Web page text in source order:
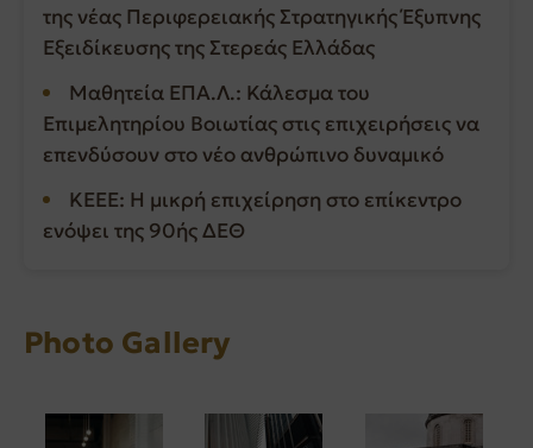
της νέας Περιφερειακής Στρατηγικής Έξυπνης
Εξειδίκευσης της Στερεάς Ελλάδας
Μαθητεία ΕΠΑ.Λ.: Κάλεσμα του
Επιμελητηρίου Βοιωτίας στις επιχειρήσεις να
επενδύσουν στο νέο ανθρώπινο δυναμικό
ΚΕΕΕ: Η μικρή επιχείρηση στο επίκεντρο
ενόψει της 90ής ΔΕΘ
Photo Gallery